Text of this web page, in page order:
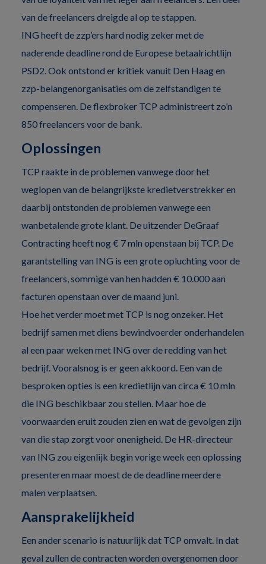
van de freelancers dreigde al op te stappen.
ING heeft de zzp’ers hard nodig zeker met de
naderende deadline rond de Europese betaalrichtlijn
PSD2. Ook ontstond er kritiek vanuit Den Haag en
zzp-belangenorganisaties om de zelfstandigen te
compenseren. De flexbroker TCP administreert zo’n
850 freelancers voor de bank.
Oplossingen
TCP raakte in de problemen vanwege door het
weglopen van de belangrijkste kredietverstrekker en
daarbij ontstonden de problemen vanwege een
wanbetalende grote klant. De uitzender DeGraaf
Contracting heeft nog € 7 mln openstaan bij TCP. De
garantstelling van ING is een grote opluchting voor de
freelancers, sommige van hen hadden € 10.000 aan
facturen openstaan over de maand juni.
Hoe het verder moet met TCP is nog onzeker. Het
bedrijf samen met diens bewindvoerder onderhandelen
al een paar weken met ING over de redding van het
bedrijf. Vooralsnog is er geen akkoord. Een van de
besproken opties is een kredietlijn van circa € 10 mln
die ING beschikbaar zou stellen. Maar hoe de
voorwaarden eruit zouden zien en wat de gevolgen zijn
van die stap zorgt voor onenigheid. De HR-directeur
van ING zou eigenlijk begin vorige week een oplossing
presenteren maar moest de de deadline meerdere
malen verplaatsen.
Aansprakelijkheid
Een ander scenario is natuurlijk dat TCP omvalt. In dat
geval zullen de contracten worden overgenomen door